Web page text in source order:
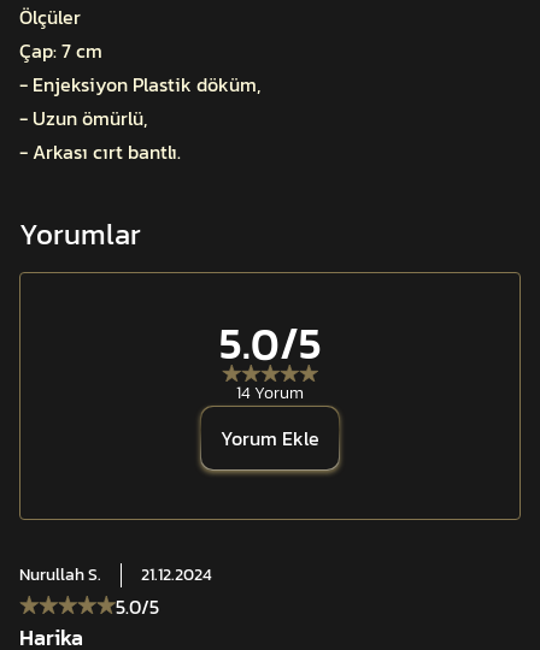
Ölçüler
Çap: 7 cm
- Enjeksiyon Plastik döküm,
- Uzun ömürlü,
- Arkası cırt bantlı.
Yorumlar
5.0/5
14 Yorum
Yorum Ekle
NurullahS. 21.12.2024
5.0/5
Harika